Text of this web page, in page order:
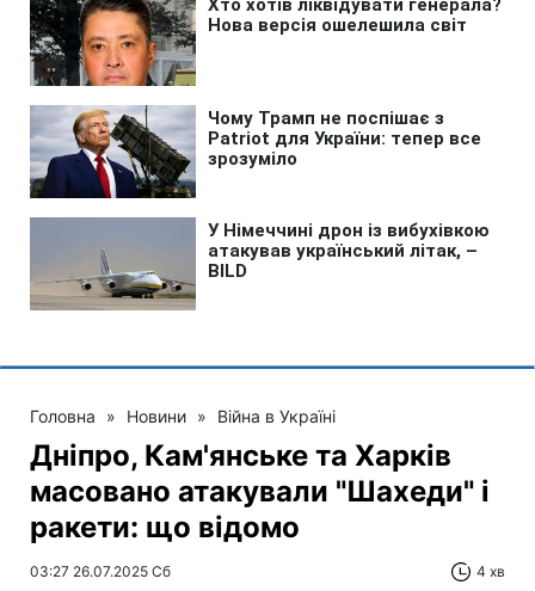
Головна » Новини » Війна в Україні
Дніпро, Кам'янське та Харків
масовано атакували "Шахеди" і
ракети: що відомо
03:27 26.07.2025 Сб 4 хв